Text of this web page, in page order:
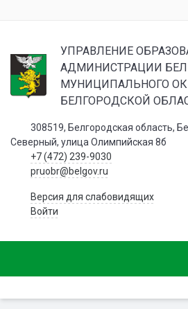
УПРАВЛЕНИЕ
АДМИНИСТРАЦИИ
МУНИЦИПАЛЬНОГО
БЕЛГОРОДСКОЙ
308519, Белгородская область,
Северный, улица Олимпийская 8б
+7 (472) 239-9030
pruobr@belgov.ru
Версия для слабовидящих
Войти